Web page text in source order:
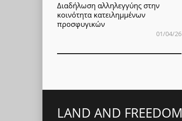
Διαδήλωση αλληλεγγύης στην
κοινότητα κατειλημμένων
προσφυγικών
01/04/26
LAND AND FREEDOM